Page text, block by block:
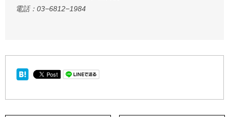
電話：03−6812−1984